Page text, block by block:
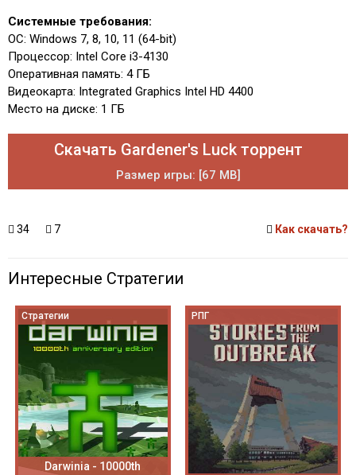
Системные требования:
ОС: Windows 7, 8, 10, 11 (64-bit)
Процессор: Intel Core i3-4130
Оперативная память: 4 ГБ
Видеокарта: Integrated Graphics Intel HD 4400
Место на диске: 1 ГБ
Скачать Gardener's Luck торрент
Размер игры: [67 MB]
34 7 Как скачать?
Интересные Стратегии
Стратегии
Darwinia - 10000th
РПГ